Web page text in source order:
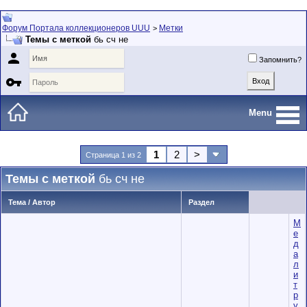
Форум Портала коллекционеров UUU > Метки
Темы с меткой бь сч не
 Запомнить?

Menu
Страница 1 из 2 1 2 >
Темы с меткойбь сч не
Тема / Автор Раздел
М
е
д
а
л
и
т
р